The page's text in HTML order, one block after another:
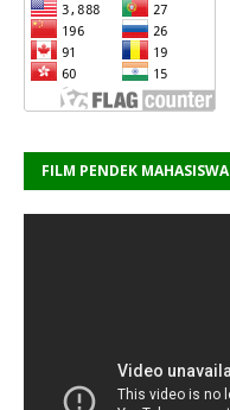
FILM PENDEK MAHASISWA